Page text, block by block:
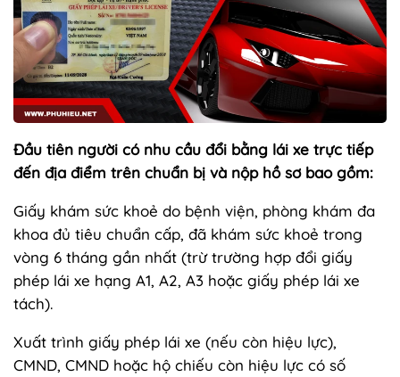
Đầu tiên người có nhu cầu đổi bằng lái xe trực tiếp
đến địa điểm trên chuẩn bị và nộp hồ sơ bao gồm:
Giấy khám sức khoẻ do bệnh viện, phòng khám đa
khoa đủ tiêu chuẩn cấp, đã khám sức khoẻ trong
vòng 6 tháng gần nhất (trừ trường hợp đổi giấy
phép lái xe hạng A1, A2, A3 hoặc giấy phép lái xe
tách).
Xuất trình giấy phép lái xe (nếu còn hiệu lực),
CMND, CMND hoặc hộ chiếu còn hiệu lực có số